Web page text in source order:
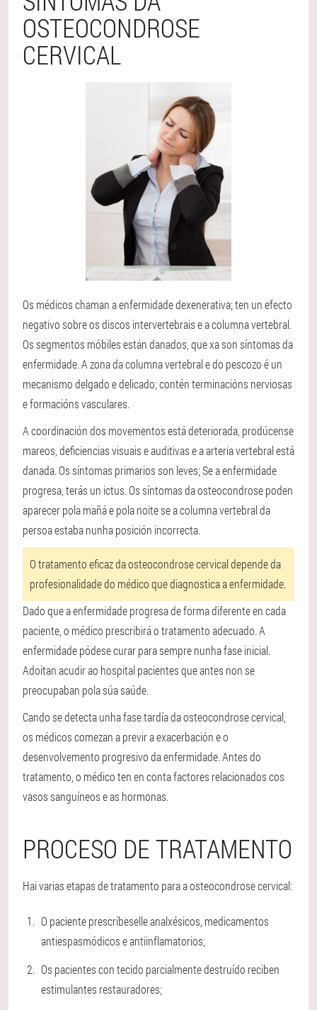
OSTEOCONDROSE
CERVICAL
Os médicos chaman a enfermidade dexenerativa; ten un efecto
negativo sobre os discos intervertebrais e a columna vertebral.
Os segmentos móbiles están danados, que xa son síntomas da
enfermidade. A zona da columna vertebral e do pescozo é un
mecanismo delgado e delicado; contén terminacións nerviosas
e formacións vasculares.
A coordinación dos movementos está deteriorada, prodúcense
mareos, deficiencias visuais e auditivas e a arteria vertebral está
danada. Os síntomas primarios son leves; Se a enfermidade
progresa, terás un ictus. Os síntomas da osteocondrose poden
aparecer pola mañá e pola noite se a columna vertebral da
persoa estaba nunha posición incorrecta.
O tratamento eficaz da osteocondrose cervical depende da
profesionalidade do médico que diagnostica a enfermidade.
Dado que a enfermidade progresa de forma diferente en cada
paciente, o médico prescribirá o tratamento adecuado. A
enfermidade pódese curar para sempre nunha fase inicial.
Adoitan acudir ao hospital pacientes que antes non se
preocupaban pola súa saúde.
Cando se detecta unha fase tardía da osteocondrose cervical,
os médicos comezan a previr a exacerbación e o
desenvolvemento progresivo da enfermidade. Antes do
tratamento, o médico ten en conta factores relacionados cos
vasos sanguíneos e as hormonas.
PROCESO DE TRATAMENTO
Hai varias etapas de tratamento para a osteocondrose cervical:
O paciente prescríbeselle analxésicos, medicamentos
antiespasmódicos e antiinflamatorios;
Os pacientes con tecido parcialmente destruído reciben
estimulantes restauradores;